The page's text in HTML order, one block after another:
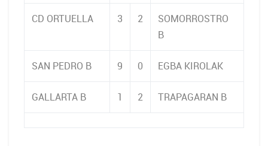
CD ORTUELLA 3 2
SOMORROSTRO
B
SAN PEDRO B 9 0 EGBA KIROLAK
GALLARTA B 1 2 TRAPAGARAN B